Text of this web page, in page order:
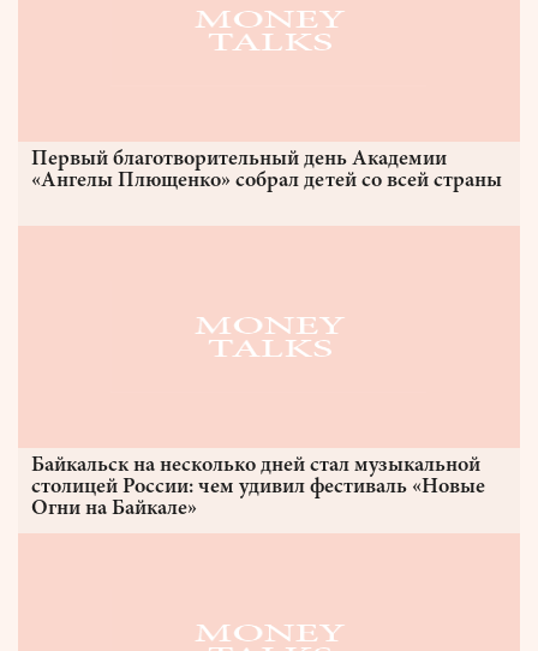
Первый благотворительный день Академии
«Ангелы Плющенко» собрал детей со всей страны
Байкальск на несколько дней стал музыкальной
столицей России: чем удивил фестиваль «Новые
Огни на Байкале»